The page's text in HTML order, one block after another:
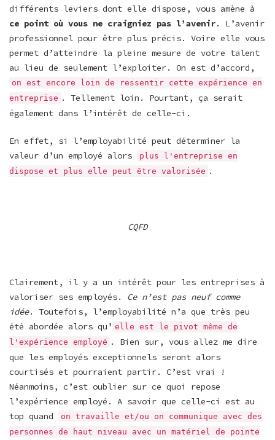
différents leviers dont elle dispose, vous amène à
ce point où vous ne craigniez pas l’avenir. L’avenir
professionnel pour être plus précis. Voire elle vous
permet d’atteindre la pleine mesure de votre talent
au lieu de seulement l’exploiter. On est d’accord,
on est encore loin de ressentir cette expérience en
entreprise . Tellement loin. Pourtant, ça serait
également dans l’intérêt de celle-ci.
En effet, si l’employabilité peut déterminer la
valeur d’un employé alors
plus l'entreprise en
dispose et plus elle peut être valorisée .
CQFD
Clairement, il y a un intérêt pour les entreprises à
valoriser ses employés.
Ce n’est pas neuf comme
idée. Toutefois, l’employabilité n’a que très peu
été abordée alors qu’ elle est le pivot même de
l'expérience employé . Bien sur, vous allez me dire
que les employés exceptionnels seront alors
courtisés et pourraient partir. C’est vrai !
Néanmoins, c’est oublier sur ce quoi repose
l’expérience employé. A savoir que celle-ci est au
top quand
on travaille et/ou on communique avec des
personnes de haut niveau avec un matériel de pointe